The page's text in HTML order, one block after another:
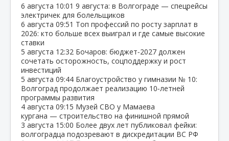
6 августа 10:01 9 августа: в Волгограде — спецрейсы
электричек для болельщиков
6 августа 09:51 Топ профессий по росту зарплат в
2026: кто больше всех выиграл и где самые высокие
ставки
5 августа 12:32 Бочаров: бюджет‑2027 должен
сочетать осторожность, соцподдержку и рост
инвестиций
5 августа 09:44 Благоустройство у гимназии № 10:
Волгоград продолжает реализацию 10‑летней
программы развития
4 августа 09:15 Музей СВО у Мамаева
кургана — строительство на финишной прямой
3 августа 15:00 Более двух лет публиковал фейки:
волгоградца подозревают в дискредитации ВС РФ